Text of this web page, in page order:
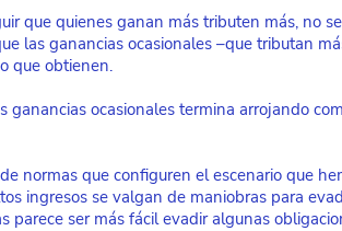
que quienes ganan más tributen más, no
las ganancias ocasionales –que tributan
que obtienen.
ganancias ocasionales termina arrojando
normas que configuren el escenario que
ingresos se valgan de maniobras para
parece ser más fácil evadir algunas